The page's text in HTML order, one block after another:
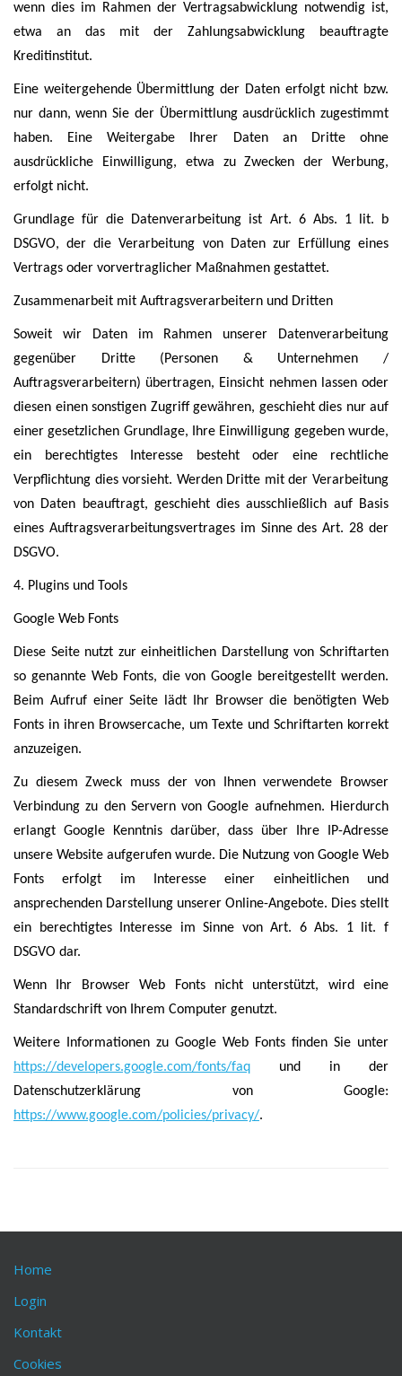
wenn dies im Rahmen der Vertragsabwicklung notwendig ist,
etwa an das mit der Zahlungsabwicklung beauftragte
Kreditinstitut.
Eine weitergehende Übermittlung der Daten erfolgt nicht bzw.
nur dann, wenn Sie der Übermittlung ausdrücklich zugestimmt
haben. Eine Weitergabe Ihrer Daten an Dritte ohne
ausdrückliche Einwilligung, etwa zu Zwecken der Werbung,
erfolgt nicht.
Grundlage für die Datenverarbeitung ist Art. 6 Abs. 1 lit. b
DSGVO, der die Verarbeitung von Daten zur Erfüllung eines
Vertrags oder vorvertraglicher Maßnahmen gestattet.
Zusammenarbeit mit Auftragsverarbeitern und Dritten
Soweit wir Daten im Rahmen unserer Datenverarbeitung
gegenüber Dritte (Personen & Unternehmen /
Auftragsverarbeitern) übertragen, Einsicht nehmen lassen oder
diesen einen sonstigen Zugriff gewähren, geschieht dies nur auf
einer gesetzlichen Grundlage, Ihre Einwilligung gegeben wurde,
ein berechtigtes Interesse besteht oder eine rechtliche
Verpflichtung dies vorsieht. Werden Dritte mit der Verarbeitung
von Daten beauftragt, geschieht dies ausschließlich auf Basis
eines Auftragsverarbeitungsvertrages im Sinne des Art. 28 der
DSGVO.
4. Plugins und Tools
Google Web Fonts
Diese Seite nutzt zur einheitlichen Darstellung von Schriftarten
so genannte Web Fonts, die von Google bereitgestellt werden.
Beim Aufruf einer Seite lädt Ihr Browser die benötigten Web
Fonts in ihren Browsercache, um Texte und Schriftarten korrekt
anzuzeigen.
Zu diesem Zweck muss der von Ihnen verwendete Browser
Verbindung zu den Servern von Google aufnehmen. Hierdurch
erlangt Google Kenntnis darüber, dass über Ihre IP-Adresse
unsere Website aufgerufen wurde. Die Nutzung von Google Web
Fonts erfolgt im Interesse einer einheitlichen und
ansprechenden Darstellung unserer Online-Angebote. Dies stellt
ein berechtigtes Interesse im Sinne von Art. 6 Abs. 1 lit. f
DSGVO dar.
Wenn Ihr Browser Web Fonts nicht unterstützt, wird eine
Standardschrift von Ihrem Computer genutzt.
Weitere Informationen zu Google Web Fonts finden Sie unter
https://developers.google.com/fonts/faq und in der
Datenschutzerklärung von Google:
https://www.google.com/policies/privacy/.
Home
Login
Kontakt
Cookies